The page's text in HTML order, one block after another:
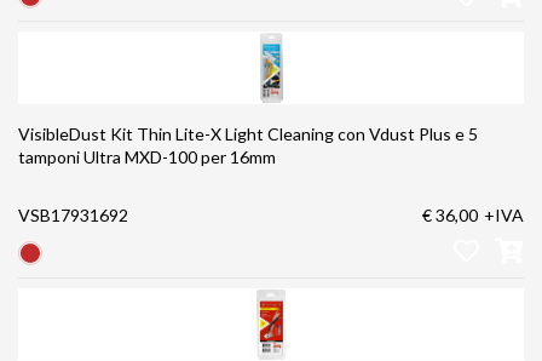
VisibleDust Kit Thin Lite-X Light Cleaning con Vdust Plus e 5
tamponi Ultra MXD-100 per 16mm
VSB17931692 € 36,00 +IVA